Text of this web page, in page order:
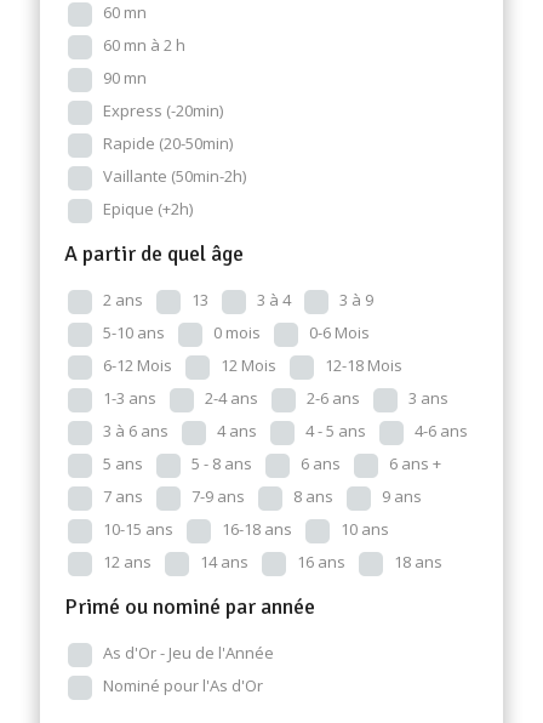
60 mn
60 mn à 2 h
90 mn
Express (-20min)
Rapide (20-50min)
Vaillante (50min-2h)
Epique (+2h)
A partir de quel âge
2 ans 13 3 à 4
3 à 9
5-10 ans
0 mois
0-6 Mois
6-12 Mois
12 Mois
12-18 Mois
1-3 ans
2-4 ans 2-6 ans
3 ans
3 à 6 ans
4 ans 4 - 5 ans
4-6 ans
5 ans
5 - 8 ans 6 ans
6 ans +
7 ans
7-9 ans 8 ans
9 ans
10-15 ans
16-18 ans
10 ans
12 ans
14 ans 16 ans 18 ans
Primé ou nominé par année
As d'Or - Jeu de l'Année
Nominé pour l'As d'Or